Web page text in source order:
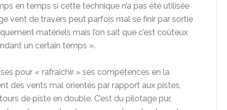
en temps si cette technique n’a pas été utilisée
vent de travers peut parfois mal se finir par sortie
matériels mais l’on sait que c’est coûteux
un certain temps ».
pour « rafraichir » ses compétences en la
des vents mal orientés par rapport aux pistes,
de piste en double. C’est du pilotage pur,